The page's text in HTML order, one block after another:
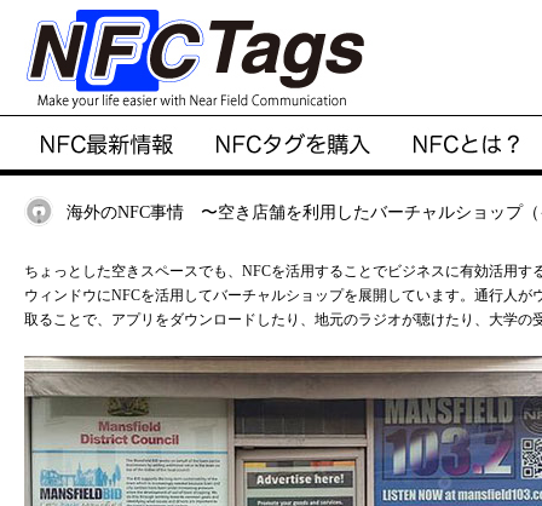
海外のNFC事情 〜空き店舗を利用したバーチャルショップ
ちょっとした空きスペースでも、NFCを活用することでビジネスに有効活用
ウィンドウにNFCを活用してバーチャルショップを展開しています。通行人
取ることで、アプリをダウンロードしたり、地元のラジオが聴けたり、大学の